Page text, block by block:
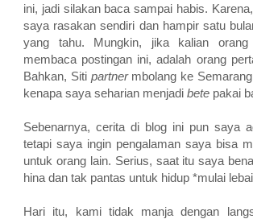
ini, jadi silakan baca sampai habis.
saya rasakan sendiri dan hampir satu
yang tahu. Mungkin, jika kalian orang
membaca postingan ini, adalah orang
Bahkan, Siti partnermbolang ke
kenapa saya seharian menjadi bete pakai
Sebenarnya, cerita di blog ini pun saya
tetapi saya ingin pengalaman saya bisa
untuk orang lain. Serius, saat itu saya
hina dan tak pantas untuk hidup *mulai
Hari itu, kami tidak manja dengan